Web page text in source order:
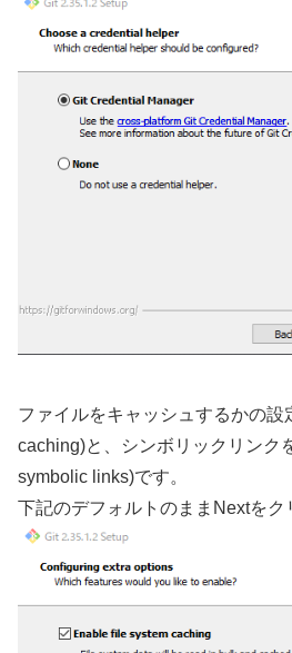
ファイルをキャッシュするかの設
caching)と、シンボリックリンク
symbolic links)です。
下記のデフォルトのままNextをク